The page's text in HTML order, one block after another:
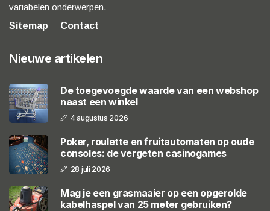
variabelen onderwerpen.
Sitemap
Contact
Nieuwe artikelen
De toegevoegde waarde van een webshop
naast een winkel
4 augustus 2026
Poker, roulette en fruitautomaten op oude
consoles: de vergeten casinogames
28 juli 2026
Mag je een grasmaaier op een opgerolde
kabelhaspel van 25 meter gebruiken?